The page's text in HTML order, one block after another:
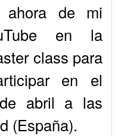
ahora de mi
en la
class para
en el
abril a las
(España).